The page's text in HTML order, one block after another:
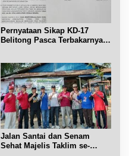
Pernyataan Sikap KD-17
Belitong Pasca Terbakarnya
Jalan Santai dan Senam
Sehat Majelis Taklim se-